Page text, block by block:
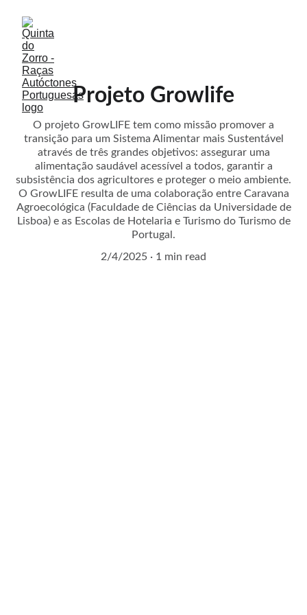
Projeto Growlife
O projeto GrowLIFE tem como missão promover a
transição para um Sistema Alimentar mais Sustentável
através de três grandes objetivos: assegurar uma
alimentação saudável acessível a todos, garantir a
subsistência dos agricultores e proteger o meio ambiente.
O GrowLIFE resulta de uma colaboração entre Caravana
Agroecológica (Faculdade de Ciências da Universidade de
Lisboa) e as Escolas de Hotelaria e Turismo do Turismo de
Portugal.
2/4/2025
1 min read